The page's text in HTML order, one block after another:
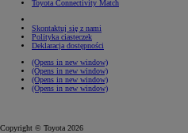
Toyota Connectivity Match
Skontaktuj się z nami
Polityka ciasteczek
Deklaracja dostępności
(Opens in new window)
(Opens in new window)
(Opens in new window)
(Opens in new window)
Copyright © Toyota 2026